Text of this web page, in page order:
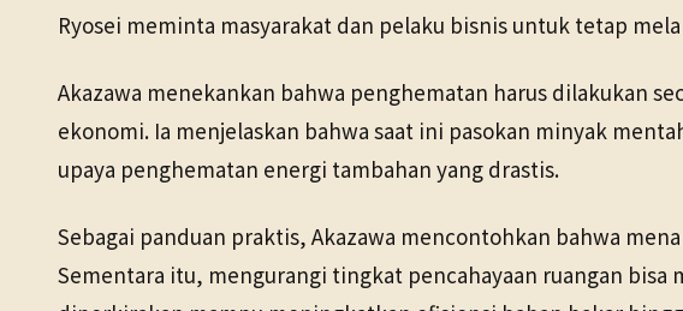
Ryosei meminta masyarakat dan pelaku bisnis untuk tetap
Akazawa menekankan bahwa penghematan harus dilakukan
ekonomi. Ia menjelaskan bahwa saat ini pasokan minyak
upaya penghematan energi tambahan yang drastis.
Sebagai panduan praktis, Akazawa mencontohkan bahwa
Sementara itu, mengurangi tingkat pencahayaan ruangan